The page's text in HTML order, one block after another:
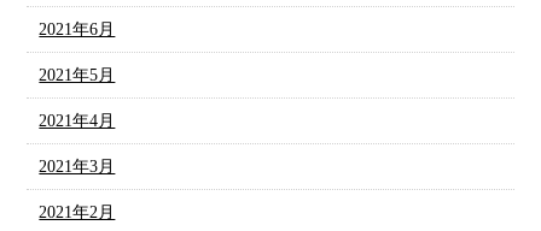
2021年6月
2021年5月
2021年4月
2021年3月
2021年2月